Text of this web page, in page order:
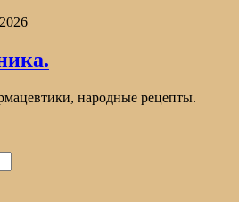
народные рецепты.